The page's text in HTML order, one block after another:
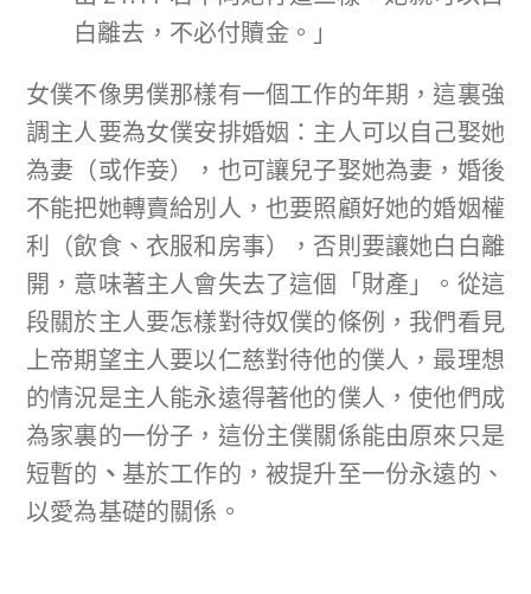
白離去，不必付贖金。」
女僕不像男僕那樣有一個工作的年期，這裏強
調主人要為女僕安排婚姻：主人可以自己娶她
為妻（或作妾），也可讓兒子娶她為妻，婚後
不能把她轉賣給別人，也要照顧好她的婚姻權
利（飲食、衣服和房事），否則要讓她白白離
開，意味著主人會失去了這個「財產」。從這
段關於主人要怎樣對待奴僕的條例，我們看見
上帝期望主人要以仁慈對待他的僕人，最理想
的情況是主人能永遠得著他的僕人，使他們成
為家裏的一份子，這份主僕關係能由原來只是
短暫的 、 基於工作的，被提升至一份永遠的、
以愛為基礎的關係。